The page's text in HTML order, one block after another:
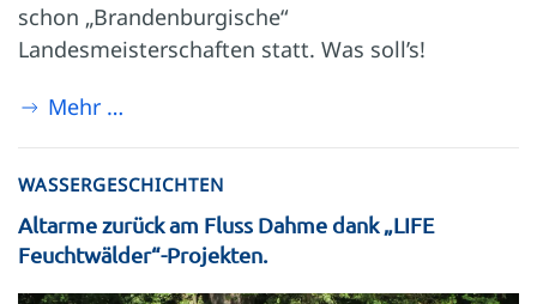
schon „Brandenburgische“
Landesmeisterschaften statt. Was soll’s!
Mehr …
WASSERGESCHICHTEN
Altarme zurück am Fluss Dahme dank „LIFE
Feuchtwälder“-Projekten.